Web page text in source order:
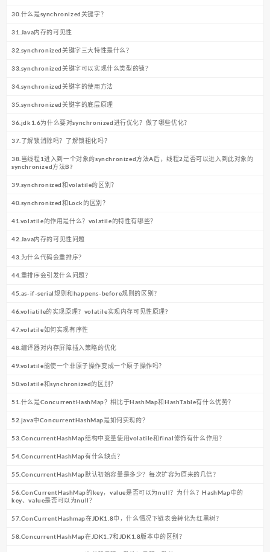
30.什么是synchronized关键字？
31.Java内存的可见性
32.synchronized关键字三大特性是什么？
33.synchronized关键字可以实现什么类型的锁？
34.synchronized关键字的使用方法
35.synchronized关键字的底层原理
36.jdk1.6为什么要对synchronized进行优化？做了哪些优化？
37.了解锁消除吗？了解锁粗化吗？
38.当线程1进入到一个对象的synchronized方法A后，线程2是否可以进入到此对象的
synchronized方法B?
39.synchronized和volatile的区别？
40.synchronized和Lock的区别？
41.volatile的作用是什么？volatile的特性有哪些？
42.Java内存的可见性问题
43.为什么代码会重排序？
44.重排序会引发什么问题？
45.as-if-serial规则和happens-before规则的区别？
46.voliatile的实现原理？volatile实现内存可见性原理?
47.volatile如何实现有序性
48.编译器对内存屏障插入策略的优化
49.volatile能使一个非原子操作变成一个原子操作吗？
50.volatile和synchronized的区别？
51.什么是ConcurrentHashMap？相比于HashMap和HashTable有什么优势？
52.java中ConcurrentHashMap是如何实现的？
53.ConcurrentHashMap结构中变量使用volatile和final修饰有什么作用？
54.ConcurrentHashMap有什么缺点？
55.ConcurrentHashMap默认初始容量是多少？每次扩容为原来的几倍？
56.ConCurrentHashMap的key，value是否可以为null？为什么？HashMap中的
key、value是否可以为null？
57.ConCurrentHashmap在JDK1.8中，什么情况下链表会转化为红黑树？
58.ConcurrentHashMap在JDK1.7和JDK1.8版本中的区别？